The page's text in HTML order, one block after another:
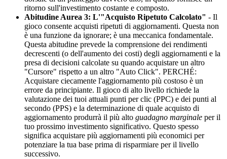
ritorno sull'investimento costante e composto.
Abitudine Aurea 3: L'"Acquisto Ripetuto Calcolato" - Il
gioco consente acquisti ripetuti di aggiornamenti. Questa non
è una funzione da ignorare; è una meccanica fondamentale.
Questa abitudine prevede la comprensione dei rendimenti
decrescenti (o dell'aumento dei costi) degli aggiornamenti e la
presa di decisioni calcolate su quando acquistare un altro
"Cursore" rispetto a un altro "Auto Click". PERCHÉ:
Acquistare ciecamente l'aggiornamento più costoso è un
errore da principiante. Il gioco di alto livello richiede la
valutazione dei tuoi attuali punti per clic (PPC) e dei punti al
secondo (PPS) e la determinazione di quale acquisto di
aggiornamento produrrà il più alto guadagno marginale per il
tuo prossimo investimento significativo. Questo spesso
significa acquistare più aggiornamenti più economici per
potenziare la tua base prima di risparmiare per il livello
successivo.